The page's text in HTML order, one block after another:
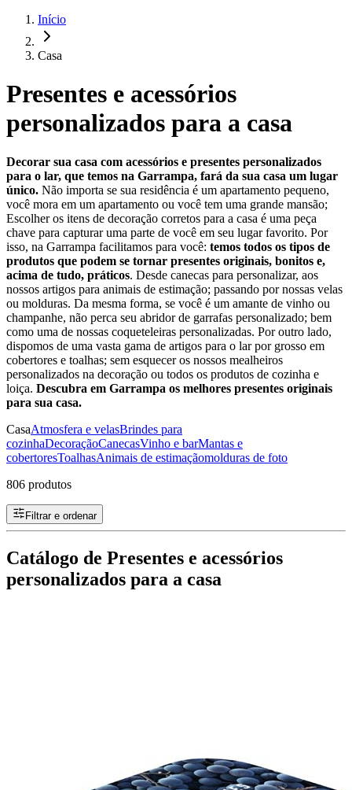
Início
Casa
Presentes e acessórios
personalizados para a casa
Decorar sua casa com acessórios e presentes personalizados
para o lar, que temos na Garrampa, fará da sua casa um lugar
único. Não importa se sua residência é um apartamento pequeno,
você mora em um apartamento ou você tem uma grande mansão;
Escolher os itens de decoração corretos para a casa é uma peça
chave para capturar uma parte de você em seu lugar favorito. Por
isso, na Garrampa facilitamos para você: temos todos os tipos de
produtos que podem se tornar presentes originais, bonitos e,
acima de tudo, práticos. Desde canecas para personalizar, aos
nossos artigos para animais de estimação; passando por nossas velas
ou molduras. Da mesma forma, se você é um amante de vinho ou
champanhe, não perca seu abridor de garrafas personalizado; bem
como uma de nossas coqueteleiras personalizadas. Por outro lado,
dispomos de uma vasta gama de artigos para o lar por grosso em
cobertores e toalhas; sem esquecer os nossos mealheiros
personalizados na decoração ou todos os produtos de cozinha e
loiça. Descubra em Garrampa os melhores presentes originais
para sua casa.
CasaAtmosfera e velasBrindes para
cozinhaDecoraçãoCanecasVinho e barMantas e
cobertoresToalhasAnimais de estimaçãomolduras de foto
806 produtos
Filtrar e ordenar
Catálogo de Presentes e acessórios
personalizados para a casa